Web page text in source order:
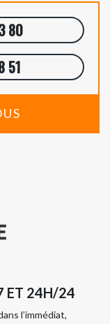
80
51
ET 24H/24
l’immédiat,